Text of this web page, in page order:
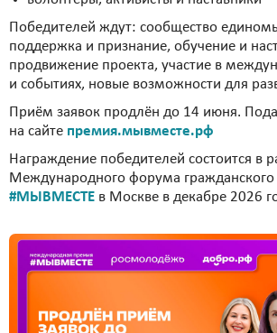
Победителей ждут: сообщество
поддержка и признание, обучение и
продвижение проекта, участие в
и событиях, новые возможности для
Приём заявок продлён до 14 июня.
на сайте премия.мывместе.рф
Награждение победителей состоится в
Международного форума гражданского
#МЫВМЕСТЕ в Москве в декабре 2026